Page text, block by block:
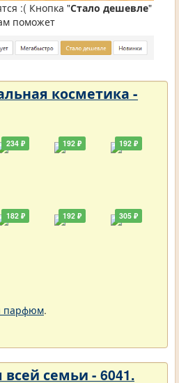
:( Кнопка "Стало дешевле"
поможет
косметика -
234 ₽
182 ₽
192 ₽
192 ₽
192 ₽
305 ₽
парфюм.
семьи - 6041.